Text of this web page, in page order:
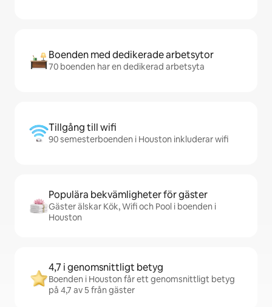
Boenden med dedikerade arbetsytor
70 boenden har en dedikerad arbetsyta
Tillgång till wifi
90 semesterboenden i Houston inkluderar wifi
Populära bekvämligheter för gäster
Gäster älskar Kök, Wifi och Pool i boenden i
Houston
4,7 i genomsnittligt betyg
Boenden i Houston får ett genomsnittligt betyg
på 4,7 av 5 från gäster